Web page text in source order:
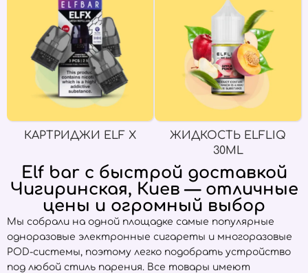
КАРТРИДЖИ ELF X
ЖИДКОСТЬ ELFLIQ
30ML
Elf bar с быстрой доставкой
Чигиринская, Киев — отличные
цены и огромный выбор
Мы собрали на одной площадке самые популярные
одноразовые электронные сигареты и многоразовые
POD-системы, поэтому легко подобрать устройство
под любой стиль парения. Все товары имеют